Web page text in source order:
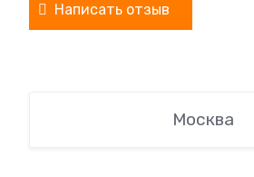
Написать отзыв
Москва